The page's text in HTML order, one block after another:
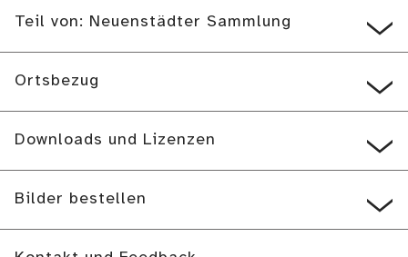
Teil von: Neuenstädter Sammlung
Ortsbezug
Downloads und Lizenzen
Bilder bestellen